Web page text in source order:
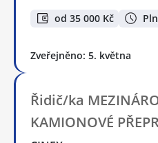
od 35 000 Kč
Zveřejněno: 5. května
Řidič/ka
KAMIONOVÉ